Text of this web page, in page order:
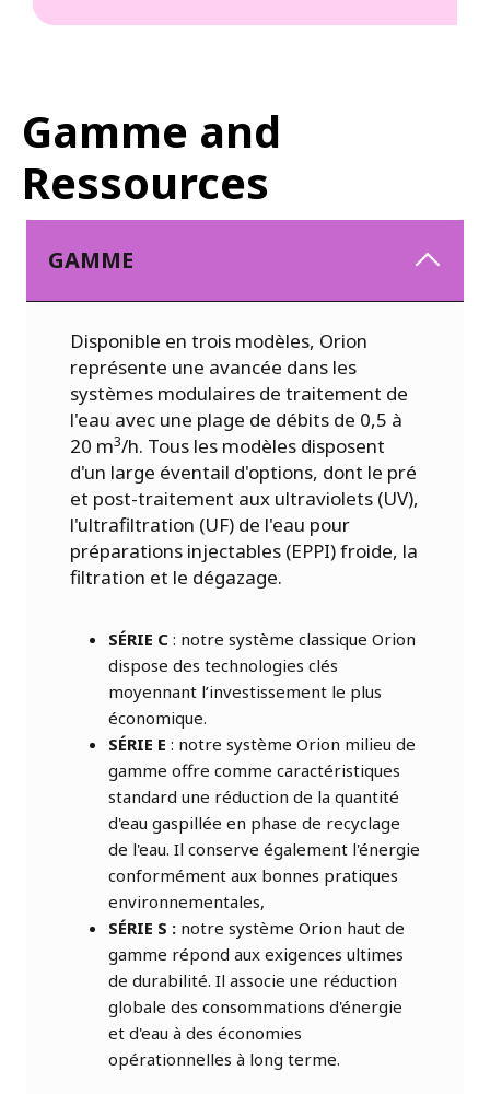
Gamme and
Ressources
GAMME
Disponible en trois modèles, Orion
représente une avancée dans les
systèmes modulaires de traitement de
l'eau avec une plage de débits de 0,5 à
20 m3/h. Tous les modèles disposent
d'un large éventail d'options, dont le pré
et post-traitement aux ultraviolets (UV),
l'ultrafiltration (UF) de l'eau pour
préparations injectables (EPPI) froide, la
filtration et le dégazage.
SÉRIE C : notre système classique Orion
dispose des technologies clés
moyennant l’investissement le plus
économique.
SÉRIE E : notre système Orion milieu de
gamme offre comme caractéristiques
standard une réduction de la quantité
d'eau gaspillée en phase de recyclage
de l'eau. Il conserve également l'énergie
conformément aux bonnes pratiques
environnementales,
SÉRIE S : notre système Orion haut de
gamme répond aux exigences ultimes
de durabilité. Il associe une réduction
globale des consommations d'énergie
et d'eau à des économies
opérationnelles à long terme.